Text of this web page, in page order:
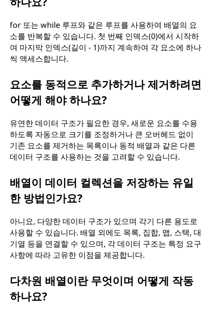
for 또는 while 루프와 같은 루프를 사용하여 배열의 요
소를 반복할 수 있습니다. 첫 번째 인덱스(0)에서 시작하
여 마지막 인덱스(길이 - 1)까지 계속하여 각 요소에 하나
씩 액세스합니다.
요소를 동적으로 추가하거나 제거하려면
어떻게 해야 하나요?
유연한 데이터 구조가 필요한 경우, 새로운 요소를 수용
하도록 자동으로 크기를 조정하거나 큰 오버헤드 없이
기존 요소를 제거하는 목록이나 동적 배열과 같은 다른
데이터 구조를 사용하는 것을 고려할 수 있습니다.
배열이 데이터 컬렉션을 저장하는 유일
한 방법인가요?
아니요, 다양한 데이터 구조가 있으며 각기 다른 용도로
사용할 수 있습니다. 배열 외에도 목록, 집합, 맵, 스택, 대
기열 등을 연결할 수 있으며, 각 데이터 구조는 특정 요구
사항에 따라 고유한 이점을 제공합니다.
다차원 배열이란 무엇이며 어떻게 작동
하나요?